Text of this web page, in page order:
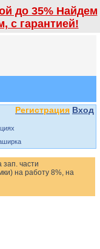
до 35% Найдем
с гарантией!
Регистрация Вход
зап. части
на работу 8%, на